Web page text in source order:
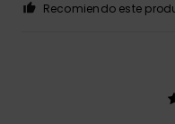
Recomiendo este